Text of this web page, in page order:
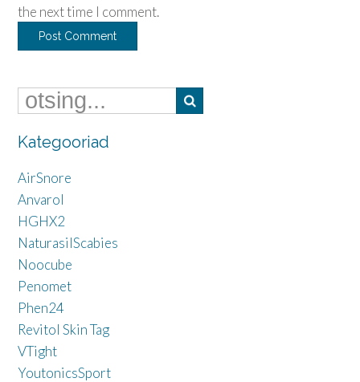
the next time I comment.
Kategooriad
AirSnore
Anvarol
HGHX2
NaturasilScabies
Noocube
Penomet
Phen24
Revitol Skin Tag
VTight
YoutonicsSport